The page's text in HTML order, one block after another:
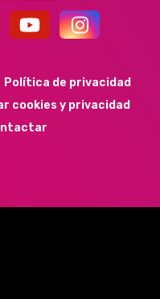
Política de privacidad
cookies y privacidad